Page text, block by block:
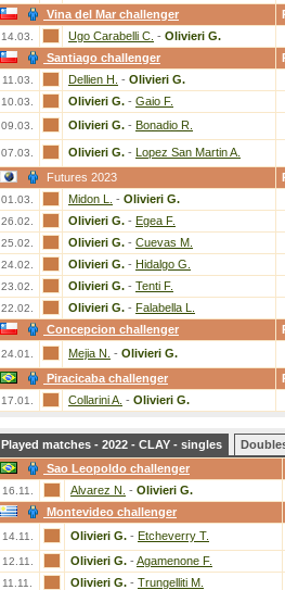
Vina del Mar challenger
14.03. Ugo Carabelli C. - Olivieri G.
Santiago challenger
11.03. Dellien H. - Olivieri G.
10.03. Olivieri G. - Gaio F.
09.03. Olivieri G. - Bonadio R.
07.03. Olivieri G. - Lopez San Martin A.
Futures 2023
01.03. Midon L. - Olivieri G.
26.02. Olivieri G. - Egea F.
25.02. Olivieri G. - Cuevas M.
24.02. Olivieri G. - Hidalgo G.
23.02. Olivieri G. - Tenti F.
22.02. Olivieri G. - Falabella L.
Concepcion challenger
24.01. Mejia N. - Olivieri G.
Piracicaba challenger
17.01. Collarini A. - Olivieri G.
Played matches - 2022 - CLAY - singles
Sao Leopoldo challenger
16.11. Alvarez N. - Olivieri G.
Montevideo challenger
14.11. Olivieri G. - Etcheverry T.
12.11. Olivieri G. - Agamenone F.
11.11. Olivieri G. - Trungelliti M.